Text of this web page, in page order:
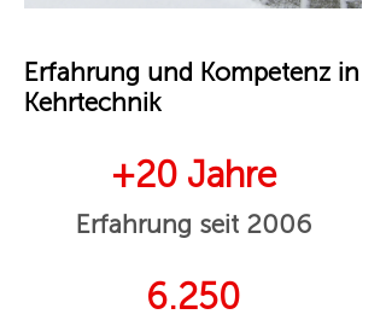
Erfahrung und Kompetenz in
Kehrtechnik
+20 Jahre
Erfahrung seit 2006
6.250